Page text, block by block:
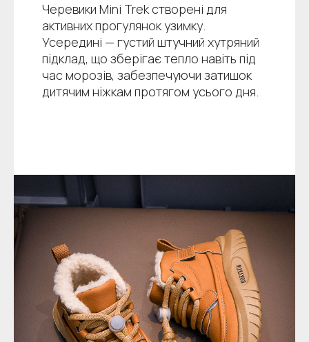
Черевики Mini Trek створені для
активних прогулянок узимку.
Усередині — густий штучний хутряний
підклад, що зберігає тепло навіть під
час морозів, забезпечуючи затишок
дитячим ніжкам протягом усього дня.